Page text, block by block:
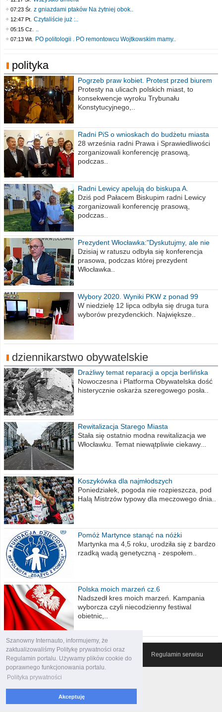
Szanowny Internauto, informujemy, że
zaktualizowaliśmy Politykę prywatności oraz
Regulamin portalu. Używamy plików cookie do
poprawnego funkcjonowania portalu.
Polityka prywatności
Akceptuję
07:23 Śr. z gniazdami ptaków Na żytniej obok..
12:47 Pt. Czytaliście już :..
05:15 Cz. ..
07:13 Wt. PO politologii . PO remontowcu Wojtkowskim mamy..
polityka
Pogrzeb praw kobiet. Protest przed biurem
poselskim PiS
Protesty na ulicach polskich miast, to
konsekwencje wyroku Trybunału
Konstytucyjnego,..
Radni PiS o wnioskach do budżetu miasta
na 2021 rok
28 września radni Prawa i Sprawiedliwości
zorganizowali konferencję prasową,
podczas..
Radni Lewicy apelują do biskupa A.
Wiesława Meringa
Dziś pod Pałacem Biskupim radni Lewicy
zorganizowali konferencję prasową,
podczas..
Prezydent Włocławka:"Dyskutujmy, ale nie
obrażajmy się”
Dzisiaj w ratuszu odbyła się konferencja
prasowa, podczas której prezydent
Włocławka..
Wybory 2020. Wyniki PKW z ponad 99
procent obwodów
W niedzielę 12 lipca odbyła się druga tura
wyborów prezydenckich. Największe..
dziennikarstwo obywatelskie
Drażliwy temat reparacji a opcja berlińska
Nowoczesna i Platforma Obywatelska dość
histerycznie oskarża szeregowego posła..
Rewitalizacja Starego Miasta
Stała się ostatnio modna rewitalizacja we
Włocławku. Temat niewątpliwie ciekawy...
Koszykówka dla najmłodszych
Poniedziałek, pogoda nie rozpieszcza, pod
Halą Mistrzów typowy dla meczowego dnia..
Pomóż Martynce stanąć na nóżki
Martynka ma 4,5 roku, urodziła się z bardzo
rzadką wadą genetyczną - zespołem..
Polska moich marzeń cz.6
Nadszedł kres moich marzeń. Kampania
wyborcza czyli niecodzienny festiwal
obietnic,..
© 2007-2026 Włocławski Portal informacyjny Regulamin serwisu